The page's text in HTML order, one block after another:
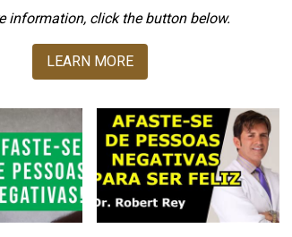
information, click the button below.
LEARN MORE